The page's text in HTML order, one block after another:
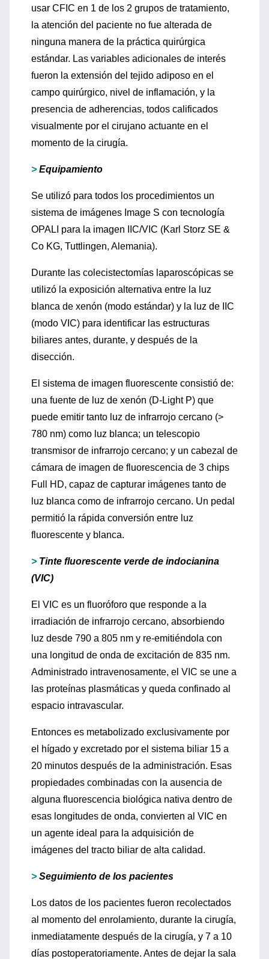
usar CFIC en 1 de los 2 grupos de tratamiento,
la atención del paciente no fue alterada de
ninguna manera de la práctica quirúrgica
estándar. Las variables adicionales de interés
fueron la extensión del tejido adiposo en el
campo quirúrgico, nivel de inflamación, y la
presencia de adherencias, todos calificados
visualmente por el cirujano actuante en el
momento de la cirugía.
> Equipamiento
Se utilizó para todos los procedimientos un
sistema de imágenes Image S con tecnología
OPALI para la imagen IIC/VIC (Karl Storz SE &
Co KG, Tuttlingen, Alemania).
Durante las colecistectomías laparoscópicas se
utilizó la exposición alternativa entre la luz
blanca de xenón (modo estándar) y la luz de IIC
(modo VIC) para identificar las estructuras
biliares antes, durante, y después de la
disección.
El sistema de imagen fluorescente consistió de:
una fuente de luz de xenón (D-Light P) que
puede emitir tanto luz de infrarrojo cercano (>
780 nm) como luz blanca; un telescopio
transmisor de infrarrojo cercano; y un cabezal de
cámara de imagen de fluorescencia de 3 chips
Full HD, capaz de capturar imágenes tanto de
luz blanca como de infrarrojo cercano. Un pedal
permitió la rápida conversión entre luz
fluorescente y blanca.
> Tinte fluorescente verde de indocianina
(VIC)
El VIC es un fluoróforo que responde a la
irradiación de infrarrojo cercano, absorbiendo
luz desde 790 a 805 nm y re-emitiéndola con
una longitud de onda de excitación de 835 nm.
Administrado intravenosamente, el VIC se une a
las proteínas plasmáticas y queda confinado al
espacio intravascular.
Entonces es metabolizado exclusivamente por
el hígado y excretado por el sistema biliar 15 a
20 minutos después de la administración. Esas
propiedades combinadas con la ausencia de
alguna fluorescencia biológica nativa dentro de
esas longitudes de onda, convierten al VIC en
un agente ideal para la adquisición de
imágenes del tracto biliar de alta calidad.
> Seguimiento de los pacientes
Los datos de los pacientes fueron recolectados
al momento del enrolamiento, durante la cirugía,
inmediatamente después de la cirugía, y 7 a 10
días postoperatoriamente. Antes de dejar la sala